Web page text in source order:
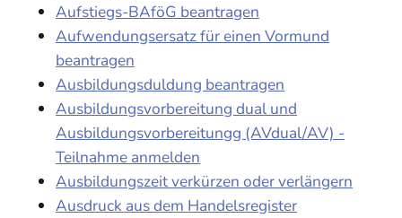
Aufstiegs-BAföG beantragen
Aufwendungsersatz für einen Vormund
beantragen
Ausbildungsduldung beantragen
Ausbildungsvorbereitung dual und
Ausbildungsvorbereitungg (AVdual/AV) -
Teilnahme anmelden
Ausbildungszeit verkürzen oder verlängern
Ausdruck aus dem Handelsregister